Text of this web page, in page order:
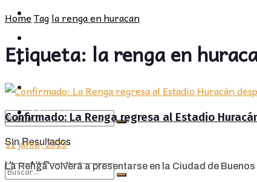
POLÍTICA
CULTURA
OPINIÓN
Sin Resultados
View All Result
PROVINCIA
SOCIEDAD
CULTURA
OPINIÓN
HomeTagla renga en huracan
Etiqueta: la renga en
Confirmado: La Renga regresa al Estadio
11 junio, 2025
La Renga volverá a presentarse en la Ciudad de